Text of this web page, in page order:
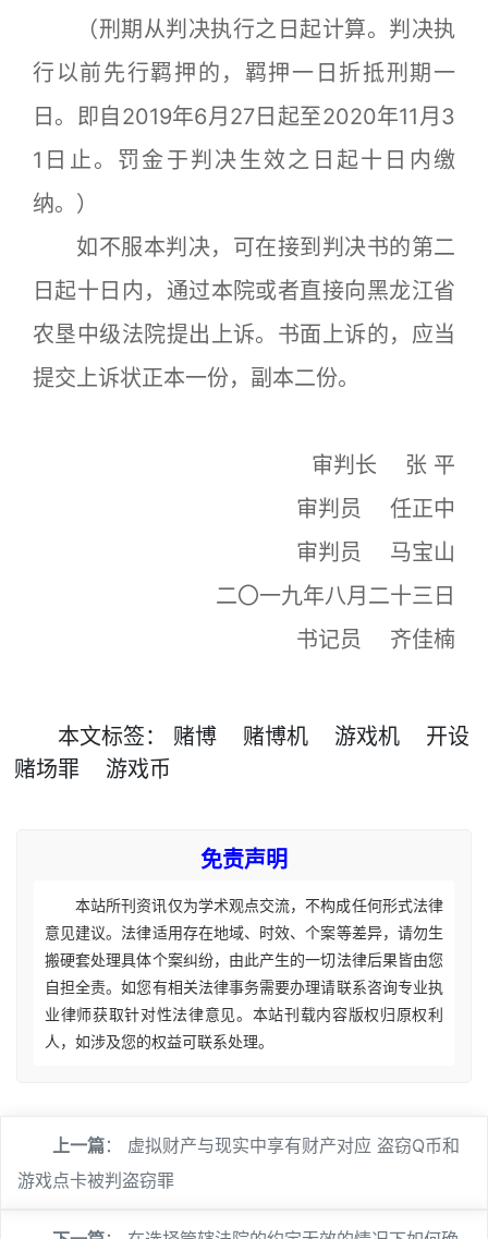
（刑期从判决执行之日起计算。判决执
行以前先行羁押的，羁押一日折抵刑期一
日。即自2019年6月27日起至2020年11月3
1日止。罚金于判决生效之日起十日内缴
纳。）
如不服本判决，可在接到判决书的第二
日起十日内，通过本院或者直接向黑龙江省
农垦中级法院提出上诉。书面上诉的，应当
提交上诉状正本一份，副本二份。
审判长 张 平
审判员 任正中
审判员 马宝山
二〇一九年八月二十三日
书记员 齐佳楠
本文标签： 赌博 赌博机 游戏机
开设
赌场罪
游戏币
免责声明
本站所刊资讯仅为学术观点交流，不构成任何形式法律
意见建议。法律适用存在地域、时效、个案等差异，请勿生
搬硬套处理具体个案纠纷，由此产生的一切法律后果皆由您
自担全责。如您有相关法律事务需要办理请联系咨询专业执
业律师获取针对性法律意见。本站刊载内容版权归原权利
人，如涉及您的权益可联系处理。
上一篇： 虚拟财产与现实中享有财产对应 盗窃Q币和
游戏点卡被判盗窃罪